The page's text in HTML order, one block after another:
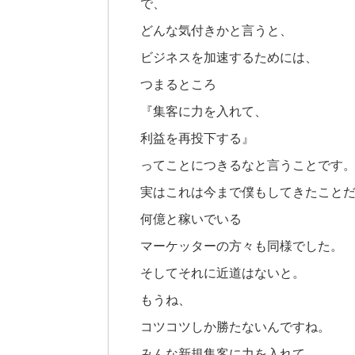
で、
どんな気付きかと言うと、
ビジネスを加速するためには、
つまるところ
『集客に力を入れて、
利益を再投下する』
ってことにつきるなと言うことです。
実はこれは今まで僕もしてきたことだ
何億と稼いでいる
マーケッターの方々も同様でした。
そしてそれに近道はないと。
もうね、
コツコツしか勝たないんですね。